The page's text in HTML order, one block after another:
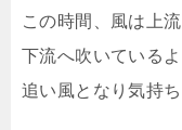
この時間、風は上
下流へ吹いているよ
追い風となり気持ち